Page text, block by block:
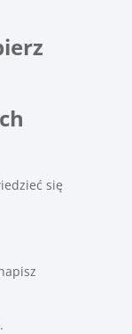
się